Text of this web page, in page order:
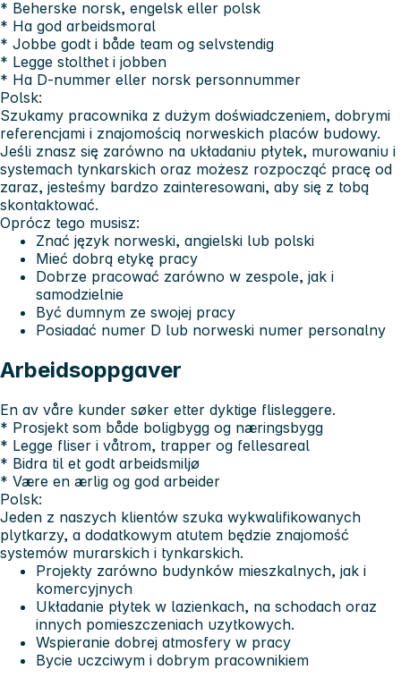
* Beherske norsk, engelsk eller polsk
* Ha god arbeidsmoral
* Jobbe godt i både team og selvstendig
* Legge stolthet i jobben
* Ha D-nummer eller norsk personnummer
Polsk:
Szukamy pracownika z dużym doświadczeniem, dobrymi
referencjami i znajomością norweskich placów budowy.
Jeśli znasz się zarówno na układaniu płytek, murowaniu i
systemach tynkarskich oraz możesz rozpocząć pracę od
zaraz, jesteśmy bardzo zainteresowani, aby się z tobą
skontaktować.
Oprócz tego musisz:
Znać język norweski, angielski lub polski
Mieć dobrą etykę pracy
Dobrze pracować zarówno w zespole, jak i
samodzielnie
Być dumnym ze swojej pracy
Posiadać numer D lub norweski numer personalny
Arbeidsoppgaver
En av våre kunder søker etter dyktige flisleggere.
* Prosjekt som både boligbygg og næringsbygg
* Legge fliser i våtrom, trapper og fellesareal
* Bidra til et godt arbeidsmiljø
* Være en ærlig og god arbeider
Polsk:
Jeden z naszych klientów szuka wykwalifikowanych
plytkarzy, a dodatkowym atutem będzie znajomość
systemów murarskich i tynkarskich.
Projekty zarówno budynków mieszkalnych, jak i
komercyjnych
Układanie płytek w lazienkach, na schodach oraz
innych pomieszczeniach uzytkowych.
Wspieranie dobrej atmosfery w pracy
Bycie uczciwym i dobrym pracownikiem